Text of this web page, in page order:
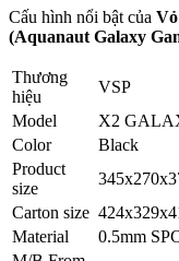
Cấu hình nổi bật của
(Aquanaut Galaxy
Thương
hiệu
VSP
Model
X2
Color
Black
Product
size
Carton size
Material
0.5mm